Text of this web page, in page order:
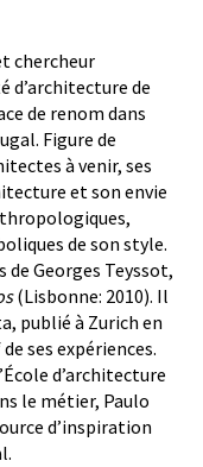
chercheur
d’architecture de
de renom dans
Figure de
à venir, ses
et son envie
de son style.
Georges Teyssot,
(Lisbonne: 2010). Il
publié à Zurich en
ses expériences.
d’architecture
le métier, Paulo
d’inspiration